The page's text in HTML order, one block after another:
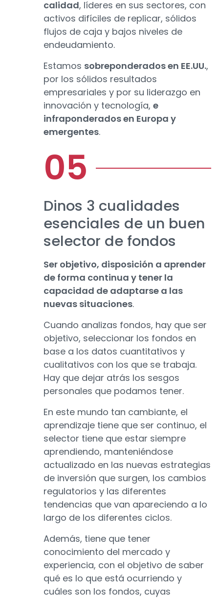
calidad, líderes en sus sectores, con
activos difíciles de replicar, sólidos
flujos de caja y bajos niveles de
endeudamiento.
Estamos sobreponderados en EE.UU.,
por los sólidos resultados
empresariales y por su liderazgo en
innovación y tecnología, e
infraponderados en Europa y
emergentes.
Dinos 3 cualidades
esenciales de un buen
selector de fondos
Ser objetivo, disposición a aprender
de forma continua y tener la
capacidad de adaptarse a las
nuevas situaciones.
Cuando analizas fondos, hay que ser
objetivo, seleccionar los fondos en
base a los datos cuantitativos y
cualitativos con los que se trabaja.
Hay que dejar atrás los sesgos
personales que podamos tener.
En este mundo tan cambiante, el
aprendizaje tiene que ser continuo, el
selector tiene que estar siempre
aprendiendo, manteniéndose
actualizado en las nuevas estrategias
de inversión que surgen, los cambios
regulatorios y las diferentes
tendencias que van apareciendo a lo
largo de los diferentes ciclos.
Además, tiene que tener
conocimiento del mercado y
experiencia, con el objetivo de saber
qué es lo que está ocurriendo y
cuáles son los fondos, cuyas